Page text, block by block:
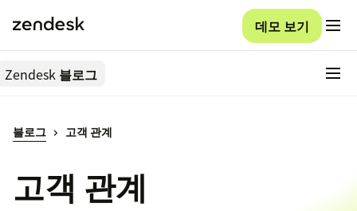
데모 보기
Zendesk 블로그
블로그 고객 관계
고객 관계